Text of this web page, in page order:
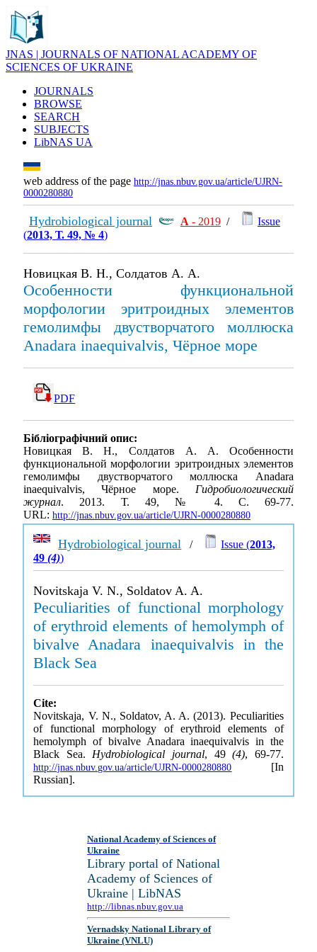
JNAS | JOURNALS OF NATIONAL ACADEMY OF
SCIENCES OF UKRAINE
JOURNALS
BROWSE
SEARCH
SUBJECTS
LibNAS UA
web address of the page http://jnas.nbuv.gov.ua/article/UJRN-
0000280880
Hydrobiological journal А - 2019 /
Issue
(2013, Т. 49, № 4)
Новицкая В. Н., Солдатов А. А.
Особенности функциональной
морфологии эритроидных элементов
гемолимфы двустворчатого моллюска
Anadara inaequivalvis, Чёрное море
PDF
Бібліографічний опис:
Новицкая В. Н., Солдатов А. А. Особенности
функциональной морфологии эритроидных элементов
гемолимфы двустворчатого моллюска Anadara
inaequivalvis, Чёрное море. Гидробиологический
журнал. 2013. Т. 49, № 4. С. 69-77.
URL: http://jnas.nbuv.gov.ua/article/UJRN-0000280880
Hydrobiological journal / Issue (2013,
49(4))
Novitskaja V. N., Soldatov A. A.
Peculiarities of functional morphology
of erythroid elements of hemolymph of
bivalve Anadara inaequivalvis in the
Black Sea
Cite:
Novitskaja, V. N., Soldatov, A. A. (2013). Peculiarities
of functional morphology of erythroid elements of
hemolymph of bivalve Anadara inaequivalvis in the
Black Sea. Hydrobiological journal, 49(4), 69-77.
http://jnas.nbuv.gov.ua/article/UJRN-0000280880 [In
Russian].
National Academy of Sciences of
Ukraine
Library portal of National
Academy of Sciences of
Ukraine | LibNAS
http://libnas.nbuv.gov.ua
Vernadsky National Library of
Ukraine (VNLU)